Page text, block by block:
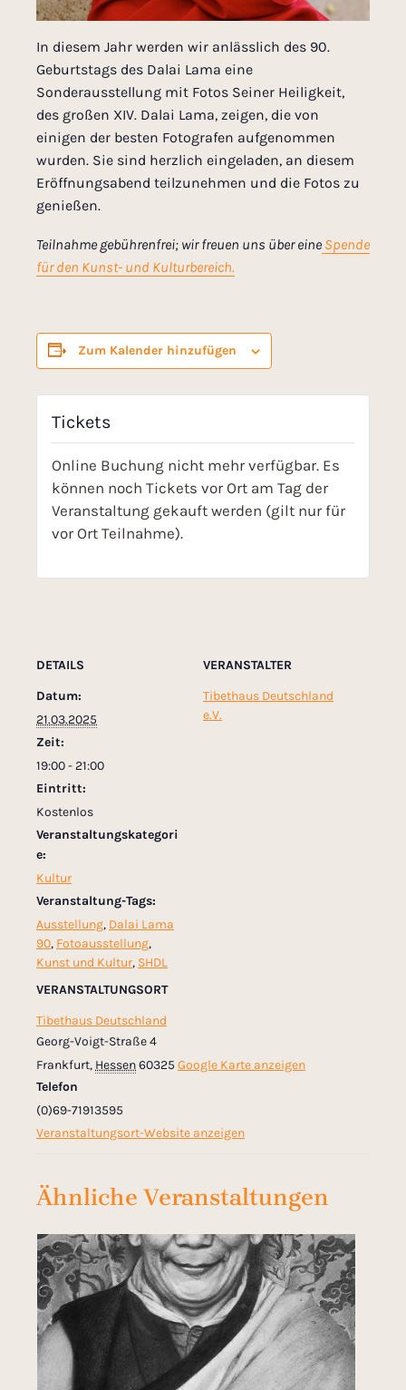
In diesem Jahr werden wir anlässlich des 90.
Geburtstags des Dalai Lama eine
Sonderausstellung mit Fotos Seiner Heiligkeit,
des großen XIV. Dalai Lama, zeigen, die von
einigen der besten Fotografen aufgenommen
wurden. Sie sind herzlich eingeladen, an diesem
Eröffnungsabend teilzunehmen und die Fotos zu
genießen.
Teilnahme gebührenfrei; wir freuen uns über eine Spende
für den Kunst- und Kulturbereich.
Zum Kalender hinzufügen
DETAILS
Datum:
21.03.2025
Zeit:
19:00 - 21:00
Eintritt:
Kostenlos
Veranstaltungskategori
e:
Kultur
Veranstaltung-Tags:
Ausstellung, Dalai Lama
90, Fotoausstellung,
Kunst und Kultur, SHDL
VERANSTALTUNGSORT
Tibethaus Deutschland
Georg-Voigt-Straße 4
Frankfurt, Hessen60325 Google Karte anzeigen
Telefon
(0)69-71913595
Veranstaltungsort-Website anzeigen
VERANSTALTER
Tibethaus Deutschland
e.V.
Tickets
Online Buchung nicht mehr verfügbar. Es
können noch Tickets vor Ort am Tag der
Veranstaltung gekauft werden (gilt nur für
vor Ort Teilnahme).
Ähnliche Veranstaltungen